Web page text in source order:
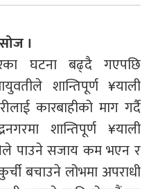
।
घटना बढ्दै गएपछि
शान्तिपूर्ण ¥याली
कारबाहीको माग गर्दै
शान्तिपूर्ण ¥याली
पाउने सजाय कम भएन र
बचाउने लोभमा अपराधी